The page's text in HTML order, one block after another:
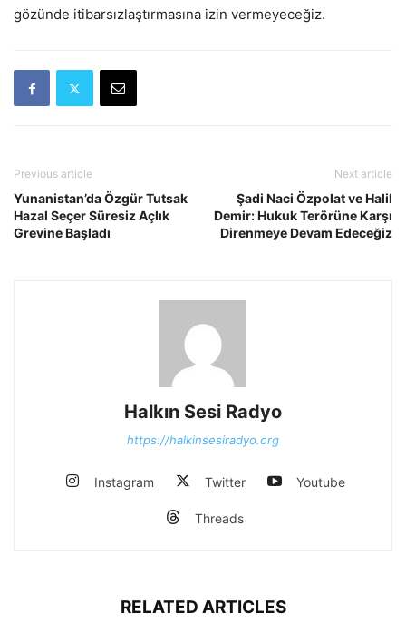
gözünde itibarsızlaştırmasına izin vermeyeceğiz.
Previous article
Yunanistan’da Özgür Tutsak
Hazal Seçer Süresiz Açlık
Grevine Başladı
Next article
Şadi Naci Özpolat ve Halil
Demir: Hukuk Terörüne Karşı
Direnmeye Devam Edeceğiz
Halkın Sesi Radyo
https://halkinsesiradyo.org
Instagram Twitter Youtube
Threads
RELATED ARTICLES